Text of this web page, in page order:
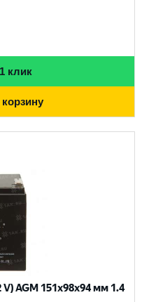
клик
AGM 151x98x94 мм 1.4